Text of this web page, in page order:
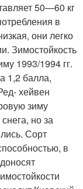
50—60 кг
в
они легко
Зимостойкость
1993/1994 гг.
1,2 балла,
хейвен
зиму
но за
Сорт
в